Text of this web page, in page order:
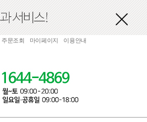
주문조회 마이페이지 이용안내